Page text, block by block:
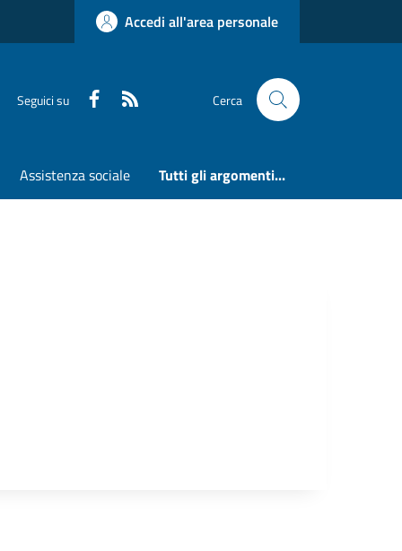
Accedi all'area personale
Seguici su Faceboook Cerca
Assistenza sociale Tutti gli argomenti...